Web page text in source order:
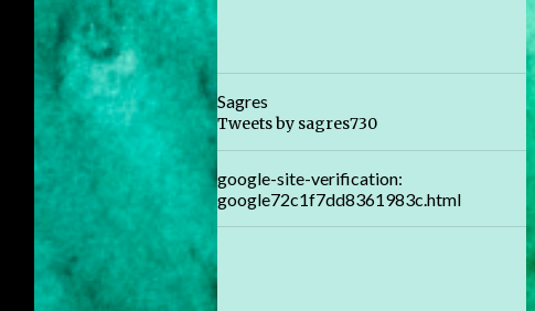
Sagres
Tweets by sagres730
google-site-verification:
google72c1f7dd8361983c.html